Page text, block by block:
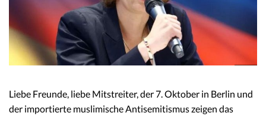
Liebe Freunde, liebe Mitstreiter, der 7. Oktober in Berlin und
der importierte muslimische Antisemitismus zeigen das